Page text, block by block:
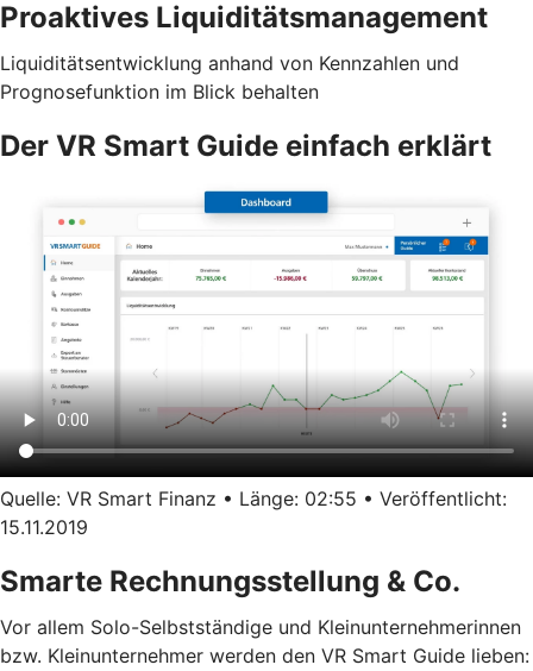
Proaktives Liquiditätsmanagement
Liquiditätsentwicklung anhand von Kennzahlen und
Prognosefunktion im Blick behalten
Der VR Smart Guide einfach erklärt
Quelle: VR Smart Finanz • Länge: 02:55 • Veröffentlicht:
15.11.2019
Smarte Rechnungsstellung & Co.
Vor allem Solo-Selbstständige und Kleinunternehmerinnen
bzw. Kleinunternehmer werden den VR Smart Guide lieben: